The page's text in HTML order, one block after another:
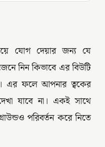
যোগ দেয়ার জন্য যে
নিন কিভাবে এর বিউটি
ফলে আপনার ত্বকের
যাবে না। একই সাথে
পরিবর্তন করে নিতে